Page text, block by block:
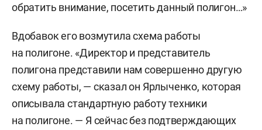
обратить внимание, посетить данный полигон…»
Вдобавок его возмутила схема работы
на полигоне. «Директор и представитель
полигона представили нам совершенно другую
схему работы, — сказал он Ярлыченко, которая
описывала стандартную работу техники
на полигоне. — Я сейчас без подтверждающих